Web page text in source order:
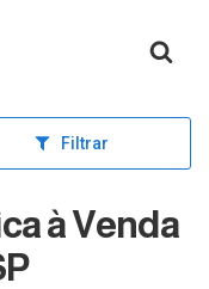
Filtrar
à Venda